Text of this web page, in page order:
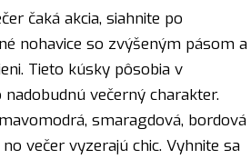
čaká akcia, siahnite po
nohavice so zvýšeným pásom a
Tieto kúsky pôsobia v
večerný charakter.
smaragdová, bordová
večer vyzerajú chic. Vyhnite sa